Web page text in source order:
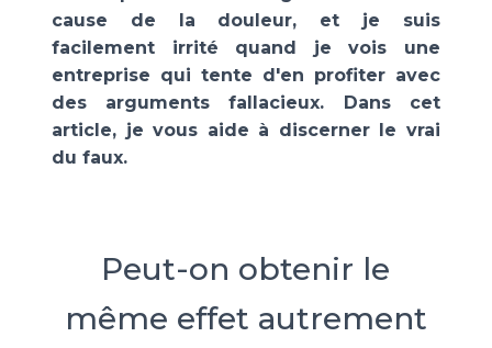
cause de la douleur, et je suis
facilement irrité quand je vois une
entreprise qui tente d'en profiter avec
des arguments fallacieux. Dans cet
article, je vous aide à discerner le vrai
du faux.
Peut-on obtenir le
même effet autrement